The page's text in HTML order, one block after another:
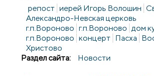
репост иерей Игорь Волошин
Александро-Невская церковь
г.п.Вороново г.п.Вороново дом
г.п.Вороново концерт Пасха
Христово
Раздел сайта:
Новости